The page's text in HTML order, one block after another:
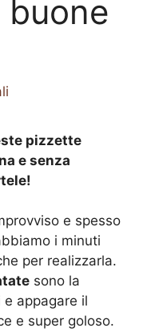
pizzette
e senza
e spesso
i minuti
per realizzarla.
sono la
appagare il
e super goloso.